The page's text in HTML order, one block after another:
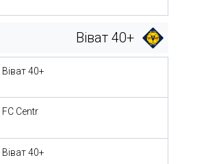
Віват 40+
Віват 40+
FC Centr
Віват 40+